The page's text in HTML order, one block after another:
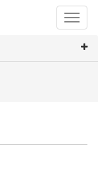
Toggle